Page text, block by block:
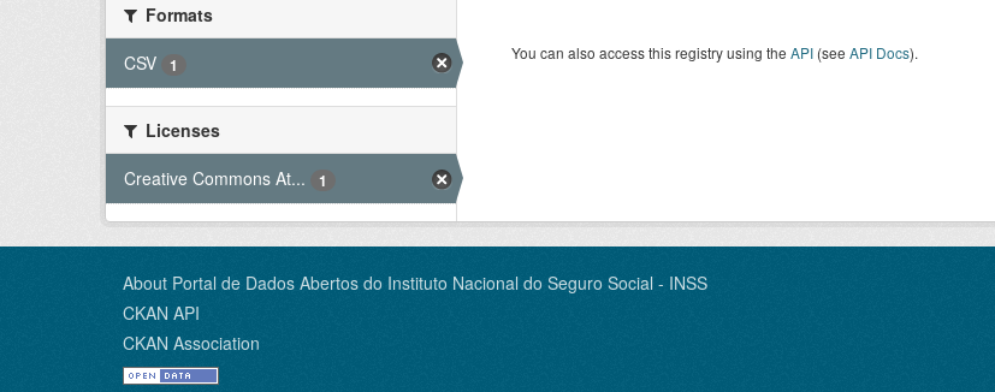
Formats
CSV
1
Licenses
Creative Commons At...
1
You can also access this registry using the API (see API Docs).
About Portal de Dados Abertos do Instituto Nacional do Seguro Social - INSS
CKAN API
CKAN Association